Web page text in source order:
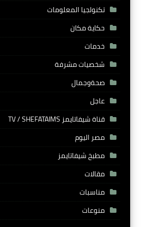
تكنولجيا المعلومات
حكاية مكان
خدمات
شخصيات مشرفة
صحةوجمال
عاجل
قناة شيفاتايمز TV / SHEFATAIMS
مصر اليوم
مطبخ شيفاتايمز
مقالات
مناسبات
منوعات